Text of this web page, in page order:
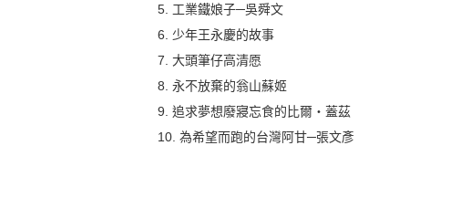
5. 工業鐵娘子─吳舜文
6. 少年王永慶的故事
7. 大頭筆仔高清愿
8. 永不放棄的翁山蘇姬
9. 追求夢想廢寢忘食的比爾‧蓋茲
10. 為希望而跑的台灣阿甘─張文彥